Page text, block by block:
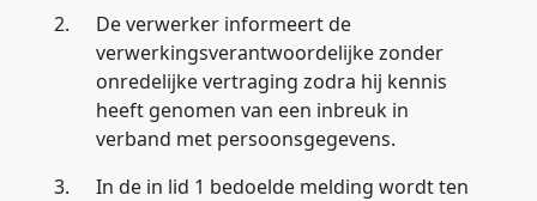
2.
De verwerker informeert de
verwerkingsverantwoordelijke zonder
onredelijke vertraging zodra hij kennis
heeft genomen van een inbreuk in
verband met persoonsgegevens.
3.
In de in lid 1 bedoelde melding wordt ten